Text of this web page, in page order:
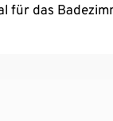
für das